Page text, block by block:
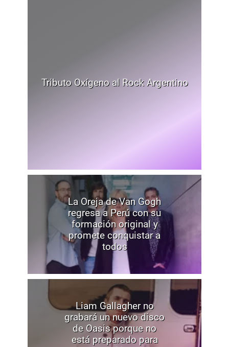
Tributo Oxígeno al Rock Argentino
La Oreja de Van Gogh
regresa a Perú con su
formación original y
promete conquistar a
todos
Liam Gallagher no
grabará un nuevo disco
de Oasis porque no
está preparado para